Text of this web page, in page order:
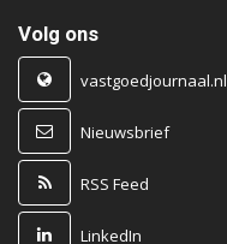
Volg ons
vastgoedjournaal.nl
Nieuwsbrief
RSS Feed
LinkedIn